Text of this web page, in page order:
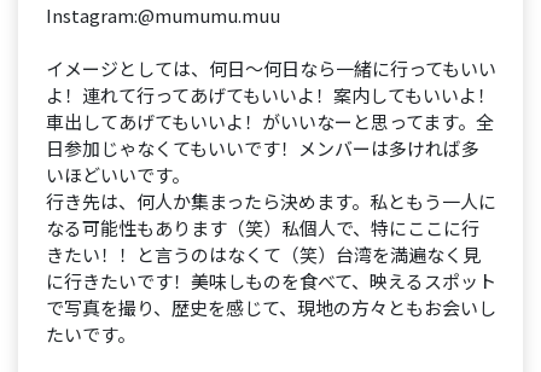
Instagram:@mumumu.muu
イメージとしては、何日〜何日なら一緒に行ってもいい
よ！連れて行ってあげてもいいよ！案内してもいいよ！
車出してあげてもいいよ！がいいなーと思ってます。全
日参加じゃなくてもいいです！メンバーは多ければ多
いほどいいです。
行き先は、何人か集まったら決めます。私ともう一人に
なる可能性もあります（笑）私個人で、特にここに行
きたい！！と言うのはなくて（笑）台湾を満遍なく見
に行きたいです！美味しものを食べて、映えるスポット
で写真を撮り、歴史を感じて、現地の方々ともお会いし
たいです。